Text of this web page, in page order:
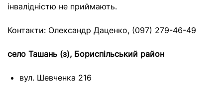
інвалідністю не приймають.
Контакти: Олександр Даценко, (097) 279-46-49
село Ташань (з), Бориспільський район
вул. Шевченка 216